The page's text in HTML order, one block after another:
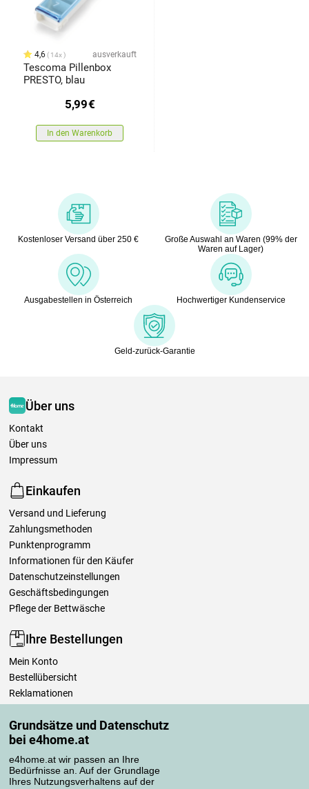
Grundsätze und Datenschutz
bei e4home.at
e4home.at wir passen an Ihre
Bedürfnisse an. Auf der Grundlage
Ihres Nutzungsverhaltens auf der
4,6 14x ausverkauft
Tescoma Pillenbox
PRESTO, blau
5,99€
In den Warenkorb
Kostenloser Versand über 250 €
Große Auswahl an Waren (99% der
Waren auf Lager)
Ausgabestellen in Österreich Hochwertiger Kundenservice
Geld-zurück-Garantie
Über uns
Kontakt
Über uns
Impressum
Einkaufen
Versand und Lieferung
Zahlungsmethoden
Punktenprogramm
Informationen für den Käufer
Datenschutzeinstellungen
Geschäftsbedingungen
Pflege der Bettwäsche
Ihre Bestellungen
Mein Konto
Bestellübersicht
Reklamationen
Einfach mehr wissen
Richtlinien zur Verarbeitung von Bewertungen
Transportarten